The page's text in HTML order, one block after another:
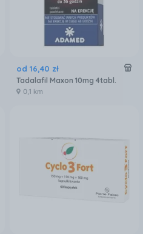
od 16,40 zł
Tadalafil Maxon 10mg 4tabl.
0,1 km